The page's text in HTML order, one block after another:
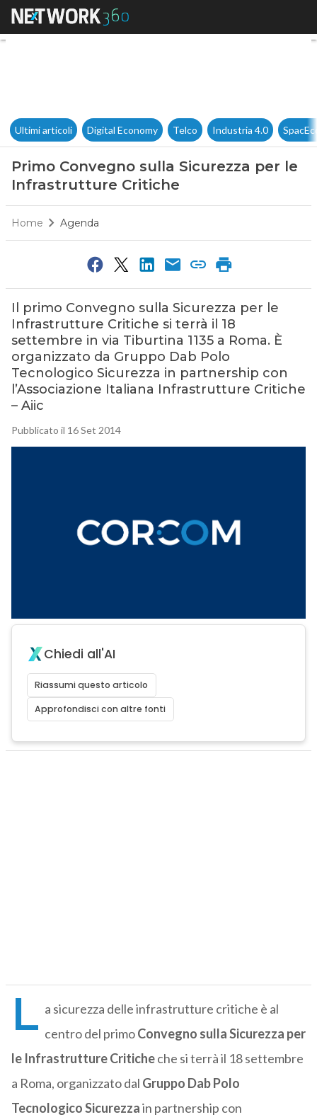
Primo Convegno sulla
Ultimi articoli Digital Economy Telco Industria 4.0
Primo Convegno sulla Sicurezza per le
Infrastrutture Critiche
Home Agenda
Il primo Convegno sulla Sicurezza per le
Infrastrutture Critiche si terrà il 18
settembre in via Tiburtina 1135 a Roma. È
organizzato da Gruppo Dab Polo
Tecnologico Sicurezza in partnership con
l’Associazione Italiana Infrastrutture Critiche
– Aiic
Pubblicato il 16 Set 2014
Chiedi all'AI
Riassumi questo articolo
Approfondisci con altre fonti
L a sicurezza delle infrastrutture critiche è al
centro del primoConvegno sulla Sicurezza per
le Infrastrutture Criticheche si terrà il 18 settembre
a Roma, organizzato dal Gruppo Dab Polo
Tecnologico Sicurezzain partnership con